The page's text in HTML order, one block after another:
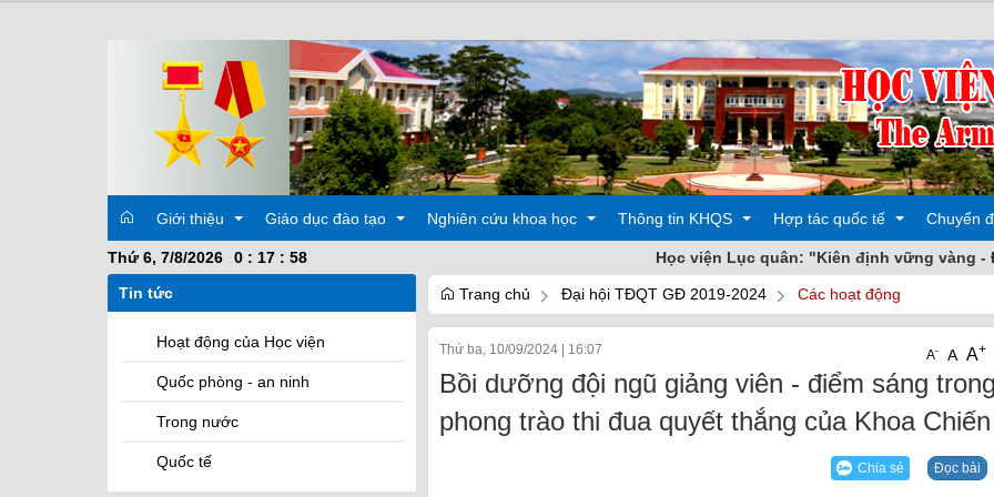
Giới thiệu
Phòng, Khoa, Hệ
Giáo dục đào tạo Nghiên cứu khoa học
Các hoạt động
Thông tin KHQS
Các hoạt động
Hợp tác quốc tế
Đào tạo
Chuyển
Thứ 6, 7/8/2026 0 : 17 : 59
Học viện Lục quân: "Kiên định vững vàng - Đoàn kết
Tin tức
Hoạt động của Học viện
Quốc phòng - an ninh
Trong nước
Quốc tế
Trang chủ Đại hội TĐQT GĐ 2019-2024 Các hoạt động
Thứ ba, 10/09/2024| 16:07 A- A A+
Bồi dưỡng đội ngũ giảng viên - điểm sáng
phong trào thi đua quyết thắng của Khoa
Chia sẻ Đọc bài